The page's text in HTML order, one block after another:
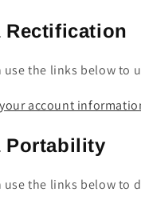
Rectification
use the links below to
account
Portability
use the links below to